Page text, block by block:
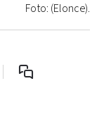
Foto: (Elonce).